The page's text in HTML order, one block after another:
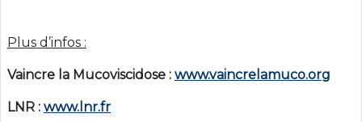
Plus d’infos :
Vaincre la Mucoviscidose : www.vaincrelamuco.org
LNR : www.lnr.fr